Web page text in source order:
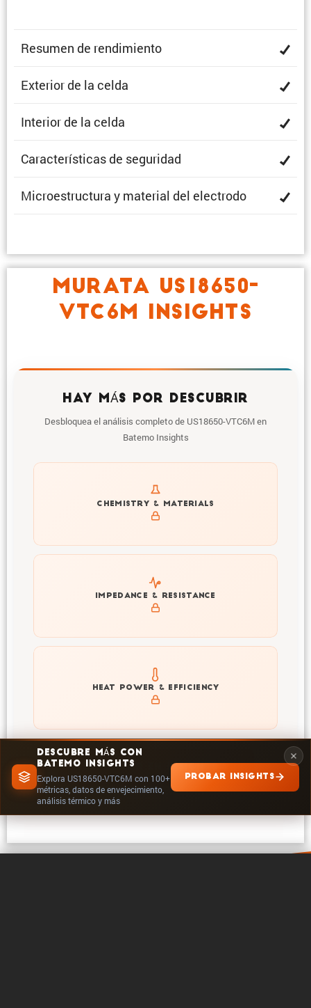
DESCUBRE MÁS CON
BATEMO INSIGHTS
Explora US18650-VTC6M con 100+
métricas, datos de envejecimiento,
análisis térmico y más
PROBAR INSIGHTS
Resumen de rendimiento
Exterior de la celda
Interior de la celda
Carac­te­rís­ticas de seguridad
Micro­es­truc­tura y material del electrodo
MURATA US18650-
VTC6M INSIGHTS
HAY MÁS POR DESCUBRIR
Desbloquea el análisis completo de US18650-VTC6M en
Batemo Insights
CHEMISTRY & MATERIALS
Get to know active materials for the US18650-VTC6M
IMPEDANCE & RESISTANCE
Explore impedance spectrum and DCIR (SOC, T) of
US18650-VTC6M
HEAT POWER & EFFICIENCY
Explore heat generation and cell efficiency at different
temperatures and powers of US18650-VTC6M
EXPLORAR EN INSIGHTS